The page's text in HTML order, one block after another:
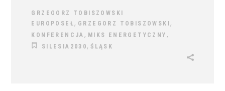
GRZEGORZ TOBISZOWSKI
EUROPOSEŁ , GRZEGORZ TOBISZOWSKI,
KONFERENCJA , MIKS ENERGETYCZNY ,
SILESIA2030,ŚLĄSK